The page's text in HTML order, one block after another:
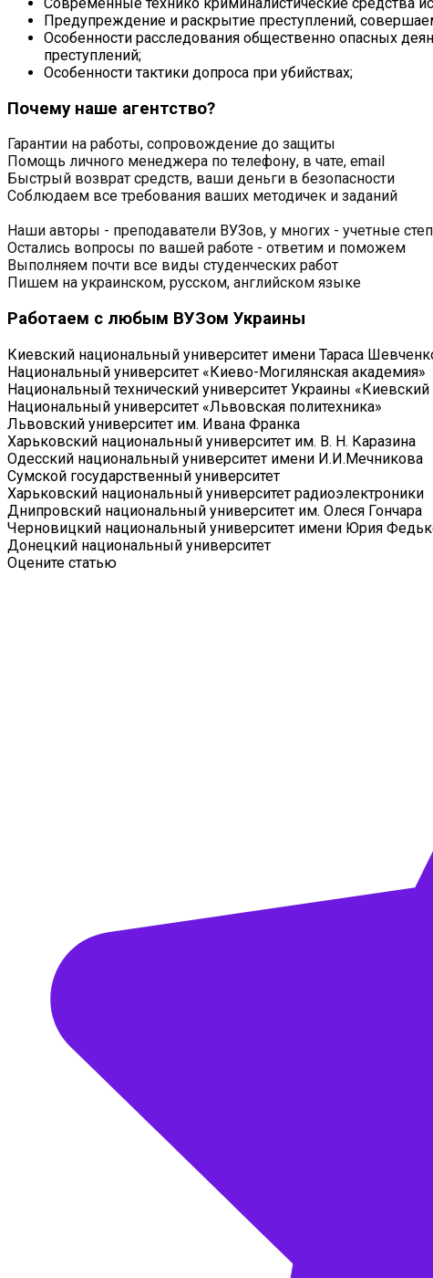
Предупреждение и раскрытие преступлений,
Особенности расследования общественно опасных
преступлений;
Особенности тактики допроса при убийствах;
Почему наше агентство?
Гарантии на работы, сопровождение до защиты
Помощь личного менеджера по телефону, в чате, email
Быстрый возврат средств, ваши деньги в безопасности
Соблюдаем все требования ваших методичек и заданий
Наши авторы - преподаватели ВУЗов, у многих - учетные
Остались вопросы по вашей работе - ответим и поможем
Выполняем почти все виды студенческих работ
Пишем на украинском, русском, английском языке
Работаем с любым ВУЗом Украины
Киевский национальный университет имени Тараса
Национальный университет «Киево-Могилянская академия»
Национальный технический университет Украины
Национальный университет «Львовская политехника»
Львовский университет им. Ивана Франка
Харьковский национальный университет им. В. Н. Каразина
Одесский национальный университет имени И.И.Мечникова
Сумской государственный университет
Харьковский национальный университет радиоэлектроники
Днипровский национальный университет им. Олеся Гончара
Черновицкий национальный университет имени Юрия
Донецкий национальный университет
Оцените статью